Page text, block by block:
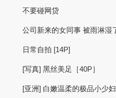
不要碰网贷
公司新来的女同事 被雨淋湿
日常自拍 [14P]
[写真] 黑丝美足［40P］
[亚洲] 白嫩温柔的极品小少